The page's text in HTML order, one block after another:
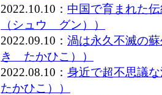
2022.10.10： 中国で育まれた
（シュウ グン））
2022.09.10： 渦は永久不滅の
き たかひこ））
2022.08.10： 身近で超不思議
たかひこ））